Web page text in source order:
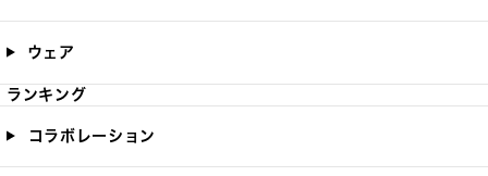
ウェア
ランキング
コラボレーション